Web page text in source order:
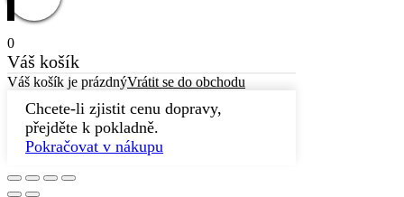
0
Váš košík
Váš košík je prázdnýVrátit se do obchodu
Chcete-li zjistit cenu dopravy,
přejděte k pokladně.
Pokračovat v nákupu